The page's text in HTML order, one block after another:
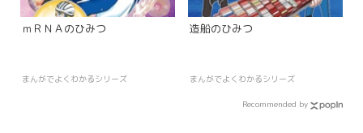
ｍＲＮＡのひみつ
まんがでよくわかるシリーズ
造船のひみつ
まんがでよくわかるシリーズ
Recommended by